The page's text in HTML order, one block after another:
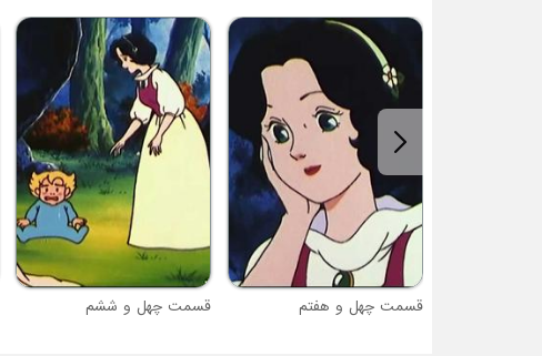
قسمت چهل و هفتم قسمت چهل و ششم